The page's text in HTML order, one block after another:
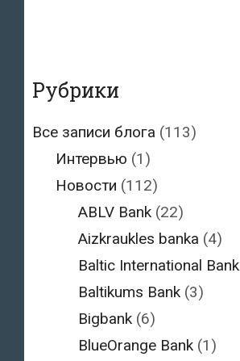
Рубрики
Все записи блога (113)
Интервью (1)
Новости (112)
ABLV Bank (22)
Aizkraukles banka (4)
Baltic International Bank
Baltikums Bank (3)
Bigbank (6)
BlueOrange Bank (1)